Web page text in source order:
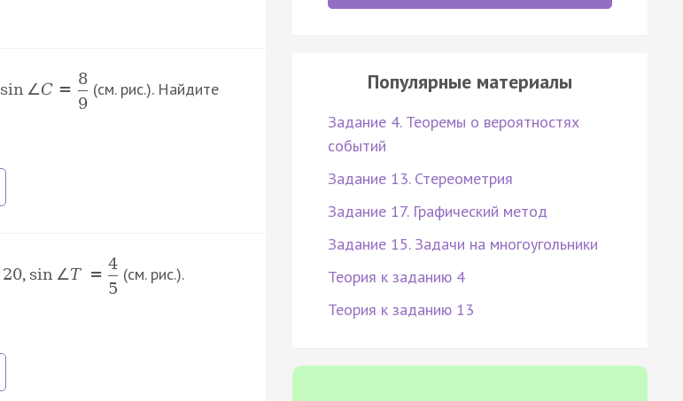
sin ∠C =
8
9
(см. рис.). Найдите
20, sin ∠T =
4
5
(см. рис.).
Популярные материалы
Задание 4. Теоремы о вероятностях
событий
Задание 13. Стереометрия
Задание 17. Графический метод
Задание 15. Задачи на многоугольники
Теория к заданию 4
Теория к заданию 13